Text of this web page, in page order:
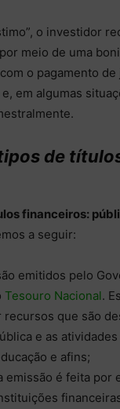
o investidor
meio de uma
o pagamento de
em algumas
de
financeiros:
a seguir:
emitidos pelo
Tesouro Nacional.
recursos que são
e as
e afins;
emissão é feita por